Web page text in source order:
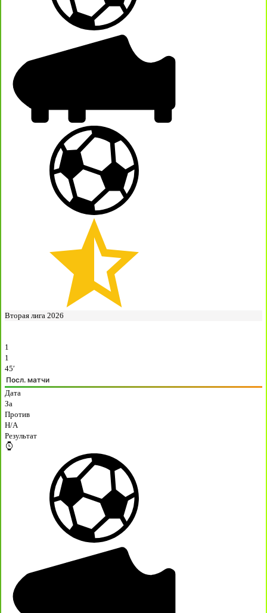
Вторая лига 2026
1
1
45′
Посл. матчи
Дата
За
Против
H/A
Результат